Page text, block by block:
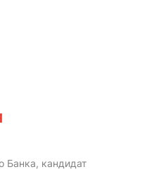
Банка, кандидат